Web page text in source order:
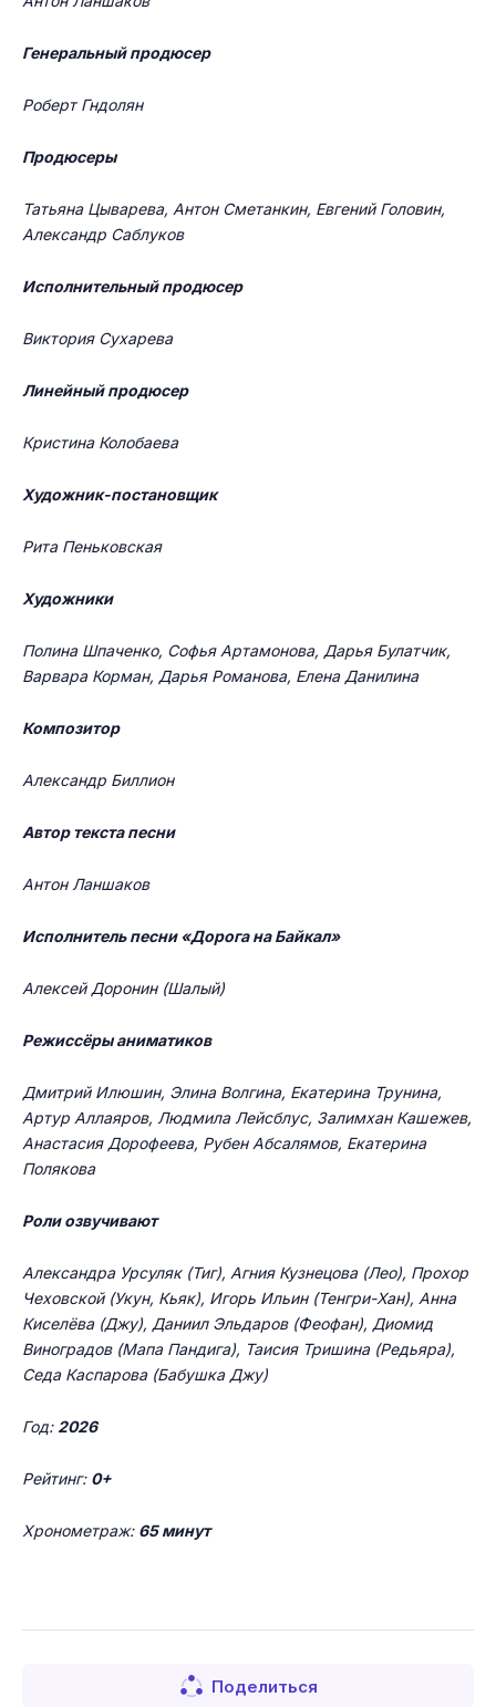
Генеральный продюсер
Роберт Гндолян
Продюсеры
Татьяна Цыварева, Антон Сметанкин, Евгений Головин,
Александр Саблуков
Исполнительный продюсер
Виктория Сухарева
Линейный продюсер
Кристина Колобаева
Художник-постановщик
Рита Пеньковская
Художники
Полина Шпаченко, Софья Артамонова, Дарья Булатчик,
Варвара Корман, Дарья Романова, Елена Данилина
Композитор
Александр Биллион
Автор текста песни
Антон Ланшаков
Исполнитель песни «Дорога на Байкал»
Алексей Доронин (Шалый)
Режиссёры аниматиков
Дмитрий Илюшин, Элина Волгина, Екатерина Трунина,
Артур Аллаяров, Людмила Лейсблус, Залимхан Кашежев,
Анастасия Дорофеева, Рубен Абсалямов, Екатерина
Полякова
Роли озвучивают
Александра Урсуляк (Тиг), Агния Кузнецова (Лео), Прохор
Чеховской (Укун, Кьяк), Игорь Ильин (Тенгри-Хан), Анна
Киселёва (Джу), Даниил Эльдаров (Феофан), Диомид
Виноградов (Мапа Пандига), Таисия Тришина (Редьяра),
Седа Каспарова (Бабушка Джу)
Год: 2026
Рейтинг: 0+
Хронометраж: 65 минут
Поделиться